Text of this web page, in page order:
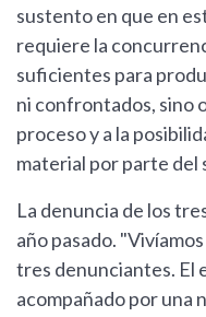
sustento en que en
requiere la
suficientes para
ni confrontados, sino
proceso y a la
material por parte del
La denuncia de los
año pasado.
tres denunciantes. El
acompañado por una